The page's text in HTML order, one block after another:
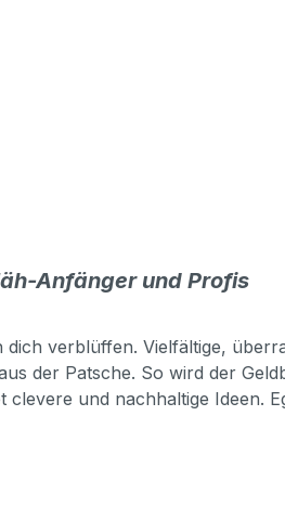
Anfänger und Profis
verblüffen. Vielfältige,
der Patsche. So wird der
und nachhaltige Ideen.